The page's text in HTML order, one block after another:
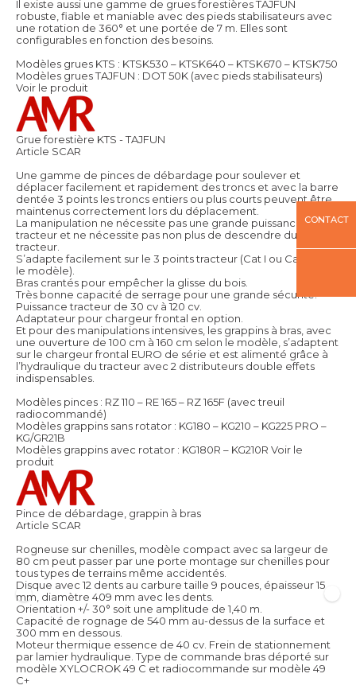
Il existe aussi une gamme de grues forestières TAJFUN
robuste, fiable et maniable avec des pieds stabilisateurs avec
une rotation de 360° et une portée de 7 m. Elles sont
configurables en fonction des besoins.
Modèles grues KTS : KTSK530 – KTSK640 – KTSK670 – KTSK750
Modèles grues TAJFUN : DOT 50K (avec pieds stabilisateurs)
Voir le produit
Grue forestière KTS - TAJFUN
Article SCAR
Une gamme de pinces de débardage pour soulever et
déplacer facilement et rapidement des troncs et avec la barre
dentée 3 points les troncs entiers ou plus courts peuvent être
maintenus correctement lors du déplacement.
La manipulation ne nécessite pas une grande puissance de
tracteur et ne nécessite pas non plus de descendre du
tracteur.
S’adapte facilement sur le 3 points tracteur (Cat I ou Cat II selon
le modèle).
Bras crantés pour empêcher la glisse du bois.
Très bonne capacité de serrage pour une grande sécurité.
Puissance tracteur de 30 cv à 120 cv.
Adaptateur pour chargeur frontal en option.
Et pour des manipulations intensives, les grappins à bras, avec
une ouverture de 100 cm à 160 cm selon le modèle, s’adaptent
sur le chargeur frontal EURO de série et est alimenté grâce à
l’hydraulique du tracteur avec 2 distributeurs double effets
indispensables.
Modèles pinces : RZ 110 – RE 165 – RZ 165F (avec treuil
radiocommandé)
Modèles grappins sans rotator : KG180 – KG210 – KG225 PRO –
KG/GR21B
Modèles grappins avec rotator : KG180R – KG210R Voir le
produit
Pince de débardage, grappin à bras
Article SCAR
Rogneuse sur chenilles, modèle compact avec sa largeur de
80 cm peut passer par une porte montage sur chenilles pour
tous types de terrains même accidentés.
Disque avec 12 dents au carbure taille 9 pouces, épaisseur 15
mm, diamètre 409 mm avec les dents.
Orientation +/- 30° soit une amplitude de 1,40 m.
Capacité de rognage de 540 mm au-dessus de la surface et
300 mm en dessous.
Moteur thermique essence de 40 cv. Frein de stationnement
par lamier hydraulique. Type de commande bras déporté sur
modèle XYLOCROK 49 C et radiocommande sur modèle 49
C+
CONTACT